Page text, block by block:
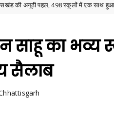
498 स्कूलों में एक साथ हुआ विकासखंड स्तरीय
साहू का
सैलाब